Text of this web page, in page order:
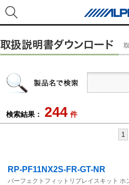
検索結果： 244 件
1
RP-PF11NX2S-FR-GT-NR
パーフェクトフィットリプレイスキット ホ